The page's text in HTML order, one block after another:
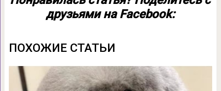
друзьями на Facebook:
ПОХОЖИЕ СТАТЬИ